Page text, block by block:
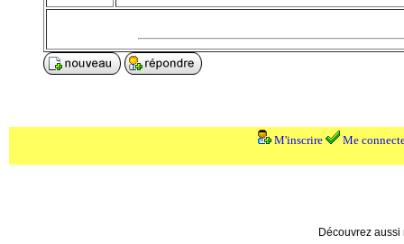
M'inscrire Me
Découvrez